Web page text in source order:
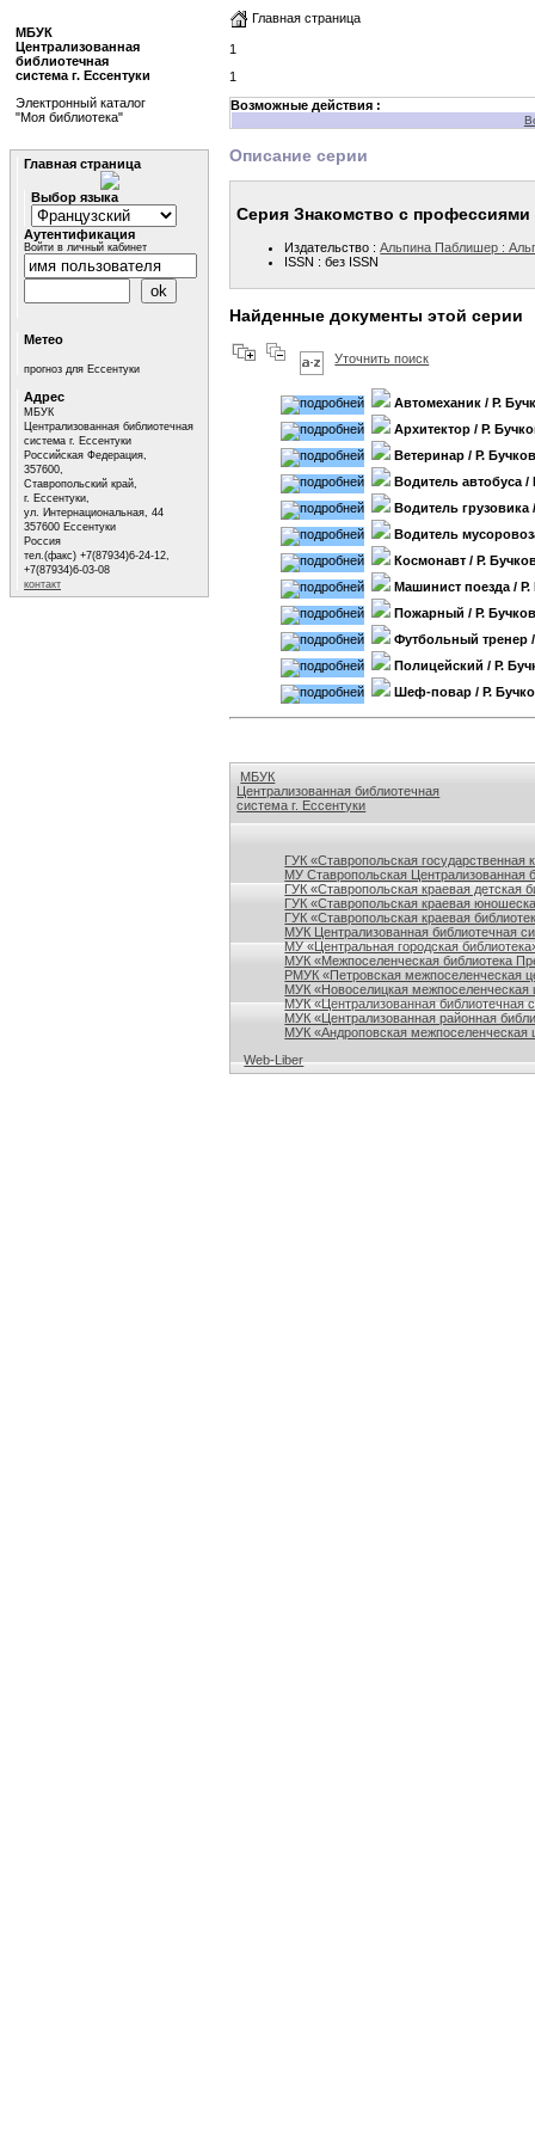
Главная страница
1
1
Возможные действия :
Описание серии
Серия Знакомство с профессиями
Издательство :Альпина Паблишер :
ISSN : без ISSN
Найденные документы этой серии
Уточнить поиск
Автомеханик / Р.
Архитектор / Р.
Ветеринар / Р.
Водитель автобуса /
Водитель грузовика
Водитель
Космонавт / Р.
Машинист поезда / Р.
Пожарный / Р.
Футбольный тренер
Полицейский / Р.
Шеф-повар / Р.
МБУК
Централизованная библиотечная
система г. Ессентуки
ГУК «Ставропольская
МУ Ставропольская Централизованная
ГУК «Ставропольская краевая детская
ГУК «Ставропольская краевая
ГУК «Ставропольская краевая
МУК Централизованная библиотечная
МУ «Центральная городская
МУК «Межпоселенческая библиотека
РМУК «Петровская межпоселенческая
МУК «Новоселицкая межпоселенческая
МУК «Централизованная библиотечная
МУК «Централизованная районная
МУК «Андроповская межпоселенческая
Web-Liber
МБУК
Централизованная
библиотечная
система г. Ессентуки
Электронный каталог
"Моя библиотека"
Главная страница
Выбор языка
Аутентификация
Войти в личный кабинет
Метео
прогноз для Ессентуки
Адрес
МБУК
Централизованная библиотечная
система г. Ессентуки
Российская Федерация,
357600,
Ставропольский край,
г. Ессентуки,
ул. Интернациональная, 44
357600 Ессентуки
Россия
тел.(факс) +7(87934)6-24-12,
+7(87934)6-03-08
контакт